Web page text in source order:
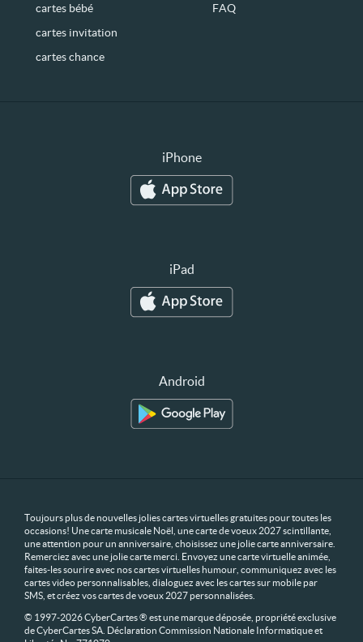
cartes bébé
cartes invitation
cartes chance
FAQ
iPhone
iPad
Android
Toujours plus de nouvelles jolies cartes virtuelles gratuites pour toutes les
occasions! Une carte musicale Noël, une carte de voeux 2027 scintillante,
une attention pour un anniversaire, choisissez une jolie carte anniversaire.
Remerciez avec une jolie carte merci. Envoyez une carte virtuelle animée,
faites-les sourire avec nos cartes virtuelles humour, communiquez avec les
cartes video personnalisables, dialoguez avec les cartes sur mobile par
SMS, et créez vos cartes de voeux 2027 personnalisées.
© 1997-2026 CyberCartes ® est une marque déposée, propriété exclusive
de CyberCartes SA. Déclaration Commission Nationale Informatique et